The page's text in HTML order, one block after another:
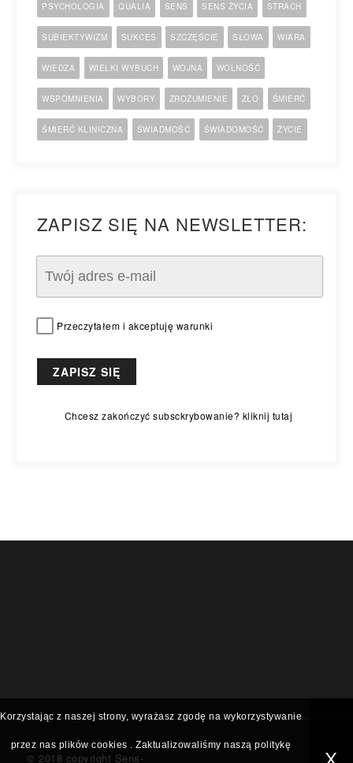
PSYCHOLOGIA QUALIA SENS SENS ŻYCIA STRACH
SUBIEKTYWIZM SUKCES SZCZĘŚCIE SŁOWA WIARA
WIEDZA WIELKI WYBUCH WOJNA WOLNOŚĆ
WSPOMNIENIA WYBORY ZROZUMIENIE ZŁO ŚMIERĆ
ŚMIERĆ KLINICZNA ŚWIADMOŚĆ ŚWIADOMOŚĆ ŻYCIE
ZAPISZ SIĘ NA NEWSLETTER:
Przeczytałem i akceptuję warunki
Chcesz zakończyć subsckrybowanie? kliknij tutaj
© 2018 copyright Sens-
Korzystając z naszej strony, wyrażasz zgodę na wykorzystywanie
przez nas plikówcookies . Zaktualizowaliśmy naszą politykę